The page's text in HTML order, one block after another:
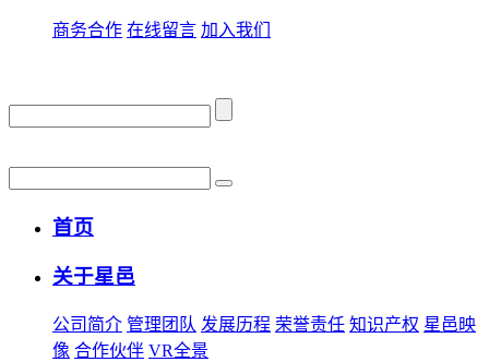
商务合作 在线留言 加入我们
首页
关于星邑
公司简介 管理团队 发展历程 荣誉责任 知识产权 星邑映
像 合作伙伴 VR全景